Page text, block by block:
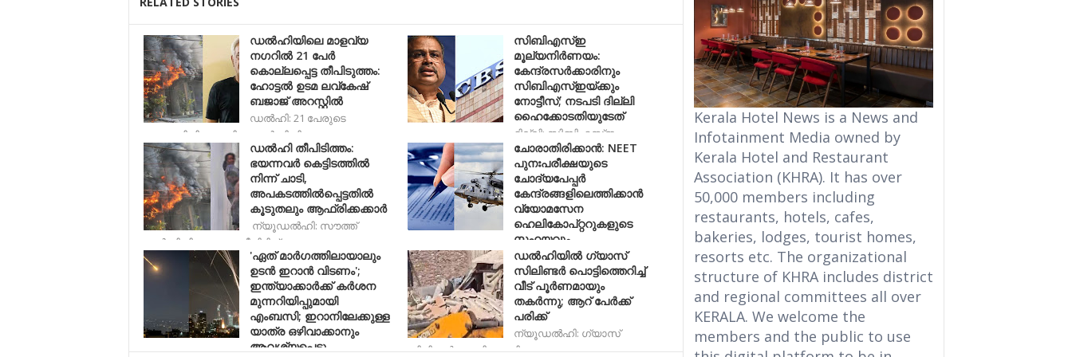
ഡല്‍ഹിയിലെ മാളവ്യ
നഗറിൽ 21 പേർ
കൊല്ലപ്പെട്ട തീപിടുത്തം:
ഹോട്ടൽ ഉടമ ലവ്കേഷ്
ബജാജ് അറസ്റ്റിൽ
ഡൽഹി: 21 പേരുടെ
മരണത്തിനിടയാക്കിയ ഡല്‍ഹിയിലെ മാളവ
സിബിഎസ്ഇ
മൂല്യനിർണയം:
കേന്ദ്രസർക്കാരിനും
സിബിഎസ്ഇയ്ക്കും
നോട്ടീസ്; നടപടി ദില്ലി
ഹൈക്കോടതിയുടേത്
ദില്ലി: സിബിഎസ്ഇ
മൂല്യനിർണയത്തിൽ കേന്ദ്രസർക്കാരിന
ഡല്‍ഹി തീപിടിത്തം:
ഭയന്നവര്‍ കെട്ടിടത്തില്‍
നിന്ന് ചാടി,
അപകടത്തില്‍പ്പെട്ടതില്‍
കൂടുതലും ആഫ്രിക്കക്കാര്‍
ന്യൂഡല്‍ഹി: സൗത്ത്
ഡല്‍ഹിയിലുണ്ടായ തീപിടിത്
ചോരാതിരിക്കാൻ: NEET
പുനഃപരീക്ഷയുടെ
ചോദ്യപേപ്പർ
കേന്ദ്രങ്ങളിലെത്തിക്കാൻ
വ്യോമസേന
ഹെലികോപ്റ്ററുകളുടെ
സഹയവും
ന്യൂഡല്‍ഹി: നീറ്റ് പുനഃപരീക്ഷയ്ക്ക് ഇന്ത്യന്‍ വ്യ
'ഏത് മാർഗത്തിലായാലും
ഉടൻ ഇറാൻ വിടണം';
ഇന്ത്യാക്കാർക്ക് കർശന
മുന്നറിയിപ്പുമായി
എംബസി; ഇറാനിലേക്കുള്ള
യാത്ര ഒഴിവാക്കാനും
ആവശ്യപ്പെട്ടു
ഡല്‍ഹിയില്‍ ഗ്യാസ്
സിലിണ്ടര്‍ പൊട്ടിത്തെറിച്ച്
വീട് പൂര്‍ണമായും
തകര്‍ന്നു; ആറ് പേര്‍ക്ക്
പരിക്ക്
ന്യൂഡല്‍ഹി: ഗ്യാസ്
സിലിണ്ടര്‍ പൊട്ടിത്തെറിച്ചുണ്ട
Kerala Hotel News is a News and
Infotainment Media owned by
Kerala Hotel and Restaurant
Association (KHRA). It has over
50,000 members including
restaurants, hotels, cafes,
bakeries, lodges, tourist homes,
resorts etc. The organizational
structure of KHRA includes district
and regional committees all over
KERALA. We welcome the
members and the public to use